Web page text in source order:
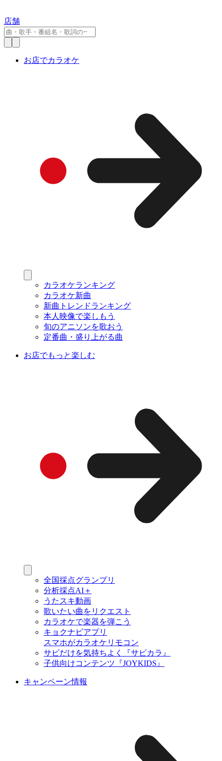
店舗
お店でカラオケ
カラオケランキング
カラオケ新曲
新曲トレンドランキング
本人映像で楽しもう
旬のアニソンを歌おう
定番曲・盛り上がる曲
お店でもっと楽しむ
全国採点グランプリ
分析採点AI＋
うたスキ動画
歌いたい曲をリクエスト
カラオケで楽器を弾こう
キョクナビアプリ
スマホがカラオケリモコン
サビだけを気持ちよく『サビカラ』
子供向けコンテンツ『JOYKIDS』
キャンペーン情報